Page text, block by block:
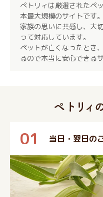
ぺトリィは厳選されたペ
本最大規模のサイトです。
家族の思いに共感し、大
って対応しています。
ペットが亡くなったとき
るので本当に安心できる
01 当日・翌日の